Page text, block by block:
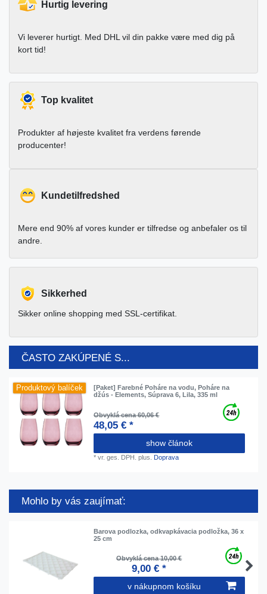
Hurtig levering
Vi leverer hurtigt. Med DHL vil din pakke være med dig på
kort tid!
Top kvalitet
Produkter af højeste kvalitet fra verdens førende
producenter!
Kundetilfredshed
Mere end 90% af vores kunder er tilfredse og anbefaler os til
andre.
Sikkerhed
Sikker online shopping med SSL-certifikat.
ČASTO ZAKÚPENÉ S...
Produktový balíček
[Paket] Farebné Poháre na vodu, Poháre na
džús - Elements, Súprava 6, Lila, 335 ml
Obvyklá cena 60,06 €
48,05 € *
show článok
*vr. ges. DPH. plus. Doprava
Mohlo by vás zaujímať:
Barova podlozka, odkvapkávacia podložka, 36 x
25 cm
Obvyklá cena 10,00 €
9,00 € *
v nákupnom košíku